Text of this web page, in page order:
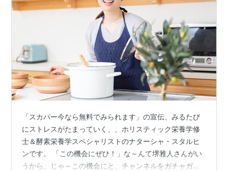
「スカパー今なら無料でみられます」の宣伝、みるたび
にストレスがたまっていく、、ホリスティック栄養学修
士＆酵素栄養学スペシャリストのナターシャ・スタルヒ
ンです。 「この機会にぜひ！」な～んて堺雅人さんがい
うから、じゃ～この機会にと、チャンネルをガチャガチ